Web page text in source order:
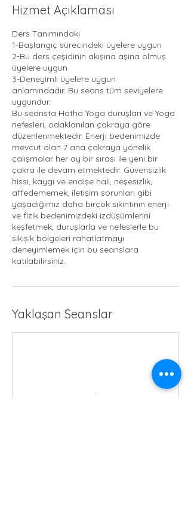
k
e
n
Hizmet Açıklaması
Ders Tanımındaki
1-Başlangıç sürecindeki üyelere uygun
2-Bu ders çeşidinin akışına aşina olmuş
üyelere uygun
3-Deneyimli üyelere uygun
anlamındadır. Bu seans tüm seviyelere
uygundur.
Bu seansta Hatha Yoga duruşları ve Yoga
nefesleri, odaklanılan çakraya göre
düzenlenmektedir. Enerji bedenimizde
mevcut olan 7 ana çakraya yönelik
çalışmalar her ay bir sırası ile yeni bir
çakra ile devam etmektedir. Güvensizlik
hissi, kaygı ve endişe hali, neşesizlik,
affedememek, iletişim sorunları gibi
yaşadığımız daha birçok sıkıntının enerji
ve fizik bedenimizdeki izdüşümlerini
keşfetmek, duruşlarla ve nefeslerle bu
sıkışık bölgeleri rahatlatmayı
deneyimlemek için bu seanslara
katılabilirsiniz.
Yaklaşan Seanslar